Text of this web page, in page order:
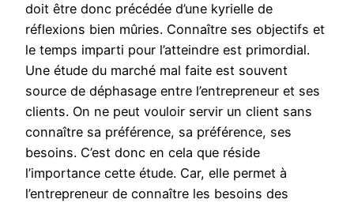
doit être donc précédée d’une kyrielle de
réflexions bien mûries. Connaître ses objectifs et
le temps imparti pour l’atteindre est primordial.
Une étude du marché mal faite est souvent
source de déphasage entre l’entrepreneur et ses
clients. On ne peut vouloir servir un client sans
connaître sa préférence, sa préférence, ses
besoins. C’est donc en cela que réside
l’importance cette étude. Car, elle permet à
l’entrepreneur de connaître les besoins des